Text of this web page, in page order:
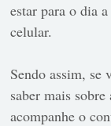
estar para o dia
celular.
Sendo assim, se
saber mais
acompanhe o